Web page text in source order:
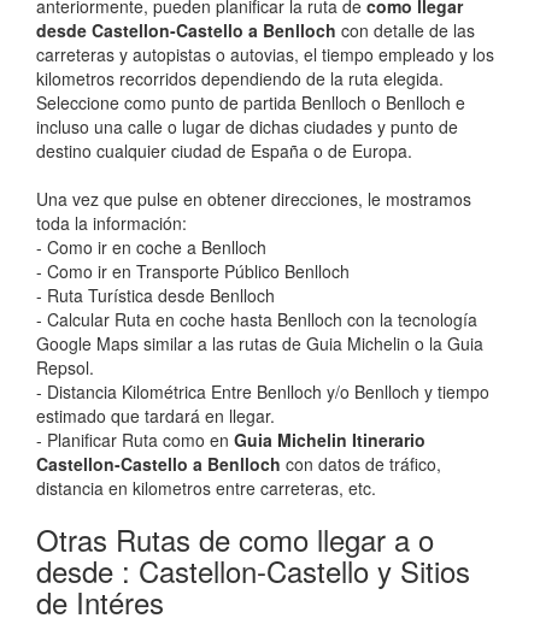
anteriormente, pueden planificar la ruta de como llegar
desde Castellon-Castello a Benlloch con detalle de las
carreteras y autopistas o autovias, el tiempo empleado y los
kilometros recorridos dependiendo de la ruta elegida.
Seleccione como punto de partida Benlloch o Benlloch e
incluso una calle o lugar de dichas ciudades y punto de
destino cualquier ciudad de España o de Europa.
Una vez que pulse en obtener direcciones, le mostramos
toda la información:
- Como ir en coche a Benlloch
- Como ir en Transporte Público Benlloch
- Ruta Turística desde Benlloch
- Calcular Ruta en coche hasta Benlloch con la tecnología
Google Maps similar a las rutas de Guia Michelin o la Guia
Repsol.
- Distancia Kilométrica Entre Benlloch y/o Benlloch y tiempo
estimado que tardará en llegar.
- Planificar Ruta como en Guia Michelin Itinerario
Castellon-Castello a Benlloch con datos de tráfico,
distancia en kilometros entre carreteras, etc.
Otras Rutas de como llegar a o
desde : Castellon-Castello y Sitios
de Intéres